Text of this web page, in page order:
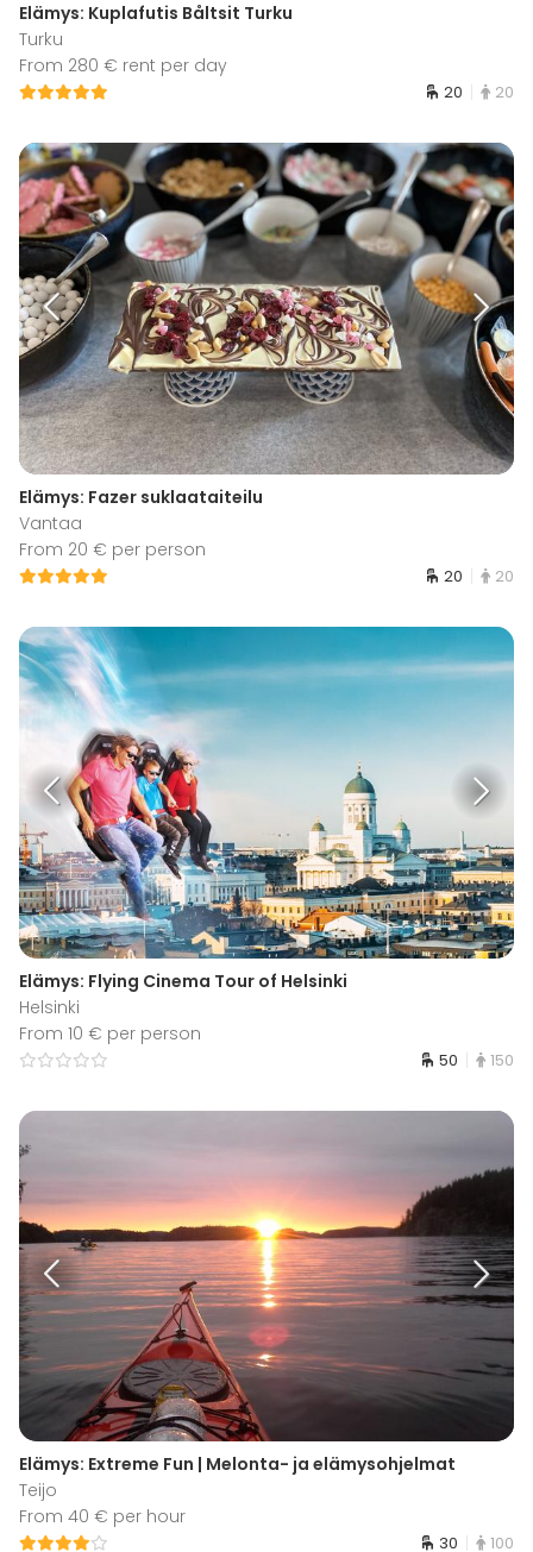
Elämys: Kuplafutis Båltsit Turku
Turku
From 280 € rent per day
20 20
Elämys: Fazer suklaataiteilu
Vantaa
From 20 € per person
20 20
Elämys: Flying Cinema Tour of Helsinki
Helsinki
From 10 € per person
50 150
Elämys: Extreme Fun | Melonta- ja elämysohjelmat
Teijo
From 40 € per hour
30 100